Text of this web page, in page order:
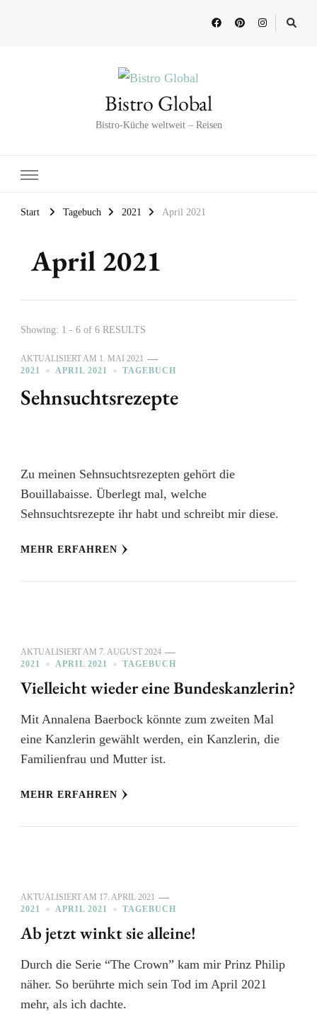
Bistro Global
Bistro-Küche weltweit – Reisen
Start Tagebuch 2021 April 2021
April 2021
Showing: 1 - 6 of 6 RESULTS
AKTUALISIERT AM 1. MAI 2021
2021
APRIL 2021 TAGEBUCH
Sehnsuchtsrezepte
Zu meinen Sehnsuchtsrezepten gehört die
Bouillabaisse. Überlegt mal, welche
Sehnsuchtsrezepte ihr habt und schreibt mir diese.
MEHR ERFAHREN
AKTUALISIERT AM 7. AUGUST 2024
2021
APRIL 2021 TAGEBUCH
Vielleicht wieder eine Bundeskanzlerin?
Mit Annalena Baerbock könnte zum zweiten Mal
eine Kanzlerin gewählt werden, ein Kanzlerin, die
Familienfrau und Mutter ist.
MEHR ERFAHREN
AKTUALISIERT AM 17. APRIL 2021
2021
APRIL 2021 TAGEBUCH
Ab jetzt winkt sie alleine!
Durch die Serie “The Crown” kam mir Prinz Philip
näher. So berührte mich sein Tod im April 2021
mehr, als ich dachte.